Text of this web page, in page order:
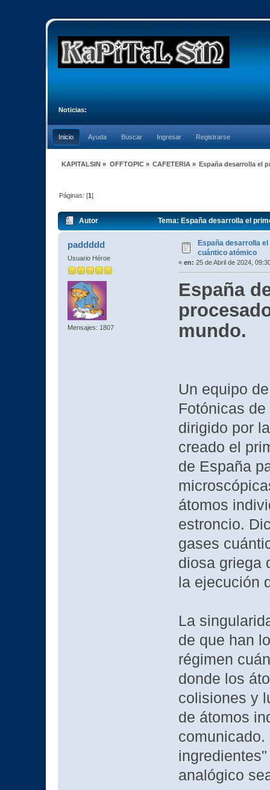
Noticias:
Inicio Ayuda Buscar Ingresar Registrarse
KAPITALSIN » OFFTOPIC» CAFETERIA» España desarrolla el
Páginas: [1]
Autor Tema: España desarrolla el
paddddd
Usuario Héroe
Mensajes: 1807
España desarrolla
cuántico atómico
« en: 25 de Abril de 2024,
España
mundo.
Un equipo
Fotónicas
dirigido por
creado el
de España
átomos
estroncio.
gases
diosa griega
la ejecución
La
de que han
régimen
donde los
colisiones y
de átomos
comunicado.
analógico